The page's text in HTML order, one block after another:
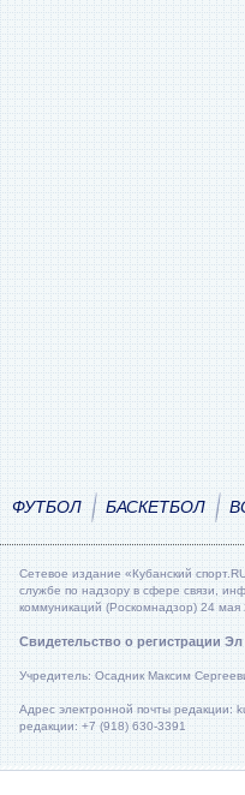
ФУТБОЛ БАСКЕТБОЛ
Сетевое издание «Кубанский
службе по надзору в сфере связи,
коммуникаций (Роскомнадзор) 24 мая
Свидетельство о регистрации
Учредитель: Осадник Максим
Адрес электронной почты редакции:
редакции: +7 (918) 630-3391